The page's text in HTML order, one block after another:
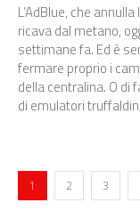
L’AdBlue, che
ricava dal metano,
settimane fa. Ed è
fermare proprio i
della centralina. O di
di emulatori
1 2 3